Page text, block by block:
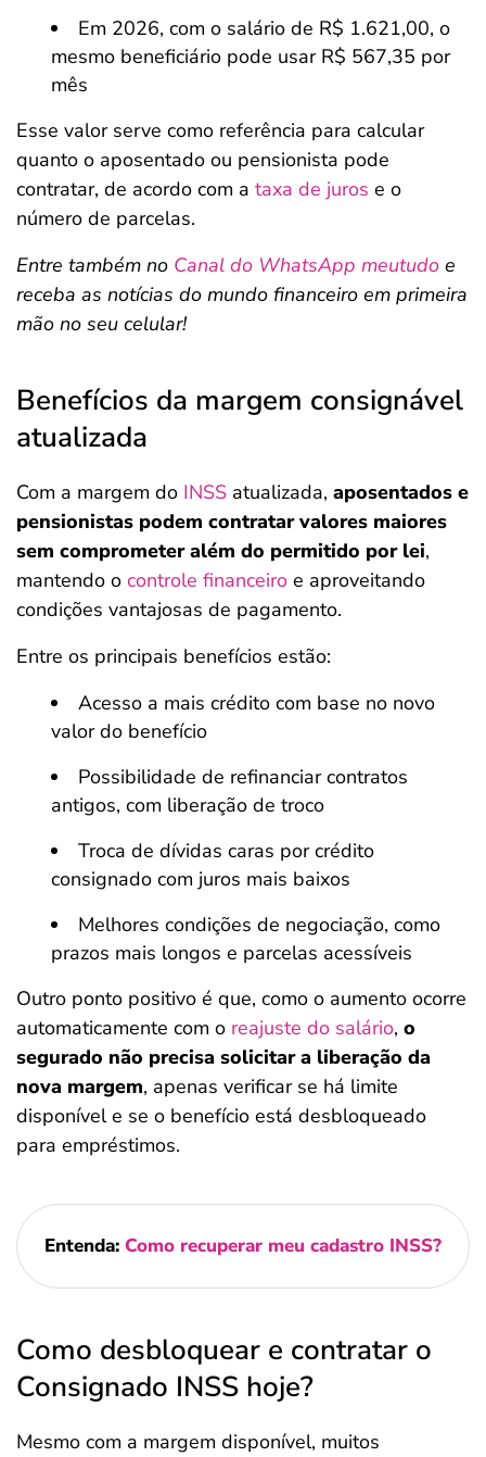
Em 2026, com o salário de R$ 1.621,00, o
mesmo beneficiário pode usar R$ 567,35 por
mês
Esse valor serve como referência para calcular
quanto o aposentado ou pensionista pode
contratar, de acordo com a taxa de juros e o
número de parcelas.
Entre também no Canal do WhatsApp meutudo e
receba as notícias do mundo financeiro em primeira
mão no seu celular!
Benefícios da margem consignável
atualizada
Com a margem do INSS atualizada, aposentados e
pensionistas podem contratar valores maiores
sem comprometer além do permitido por lei,
mantendo o controle financeiro e aproveitando
condições vantajosas de pagamento.
Entre os principais benefícios estão:
Acesso a mais crédito com base no novo
valor do benefício
Possibilidade de refinanciar contratos
antigos, com liberação de troco
Troca de dívidas caras por crédito
consignado com juros mais baixos
Melhores condições de negociação, como
prazos mais longos e parcelas acessíveis
Outro ponto positivo é que, como o aumento ocorre
automaticamente com o reajuste do salário, o
segurado não precisa solicitar a liberação da
nova margem, apenas verificar se há limite
disponível e se o benefício está desbloqueado
para empréstimos.
Entenda: Como recuperar meu cadastro INSS?
Como desbloquear e contratar o
Consignado INSS hoje?
Mesmo com a margem disponível, muitos